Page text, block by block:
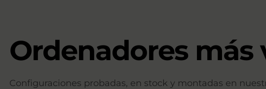
Ordenadores más
Configuraciones probadas, en stock y montadas en